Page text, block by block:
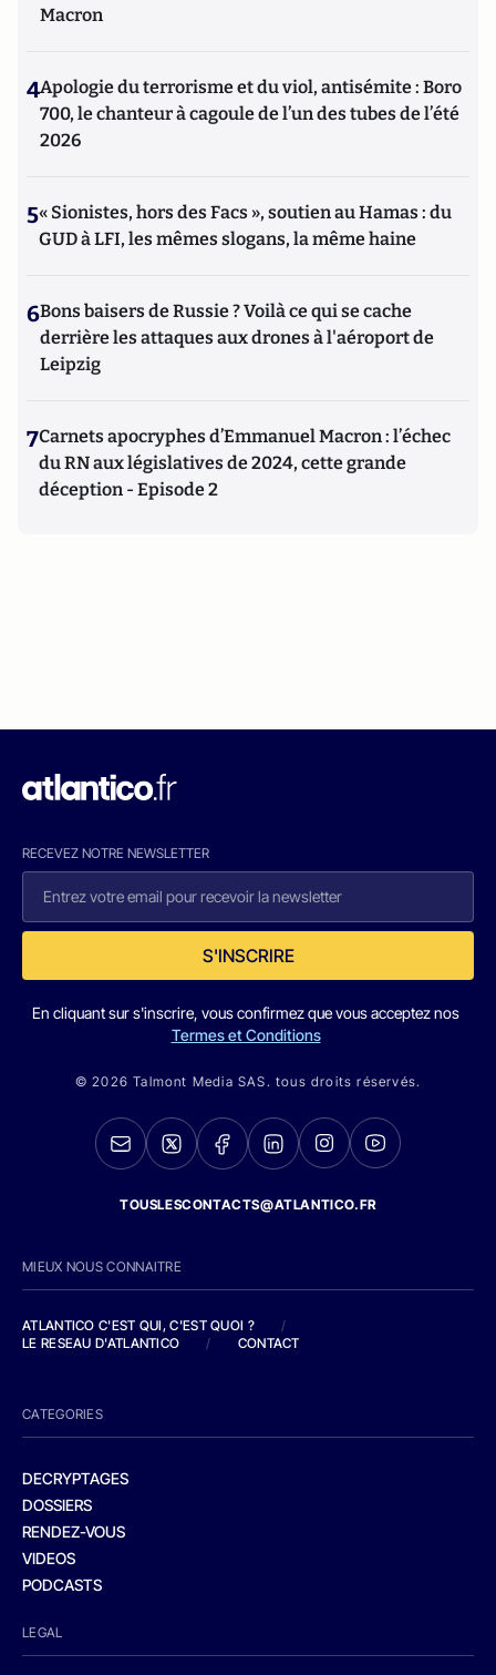
Macron
4Apologie du terrorisme et du viol, antisémite : Boro
700, le chanteur à cagoule de l’un des tubes de l’été
2026
5« Sionistes, hors des Facs », soutien au Hamas : du
GUD à LFI, les mêmes slogans, la même haine
6Bons baisers de Russie ? Voilà ce qui se cache
derrière les attaques aux drones à l'aéroport de
Leipzig
7Carnets apocryphes d’Emmanuel Macron : l’échec
du RN aux législatives de 2024, cette grande
déception - Episode 2
RECEVEZ NOTRE NEWSLETTER
S'INSCRIRE
En cliquant sur s'inscrire, vous confirmez que vous acceptez nos
Termes et Conditions
© 2026 Talmont Media SAS. tous droits réservés.
TOUSLESCONTACTS@ATLANTICO.FR
MIEUX NOUS CONNAITRE
ATLANTICO C'EST QUI, C'EST QUOI ?
/
LE RESEAU D'ATLANTICO
/ CONTACT
CATEGORIES
DECRYPTAGES
DOSSIERS
RENDEZ-VOUS
VIDEOS
PODCASTS
LEGAL